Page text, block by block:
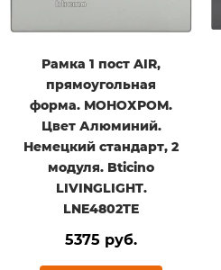
Рамка 1 пост AIR,
прямоугольная
форма. МОНОХРОМ.
Цвет Алюминий.
Немецкий стандарт, 2
модуля. Bticino
LIVINGLIGHT.
LNE4802TE
5375 руб.